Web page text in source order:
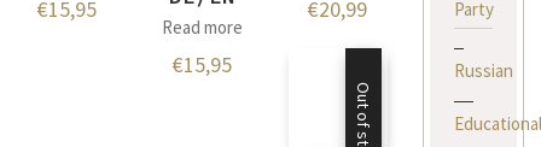
€15,95
Read more
€15,95
€20,99
Out of stock
Party
Russian
Educational